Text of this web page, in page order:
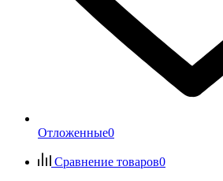
Отложенные0
Сравнение товаров0